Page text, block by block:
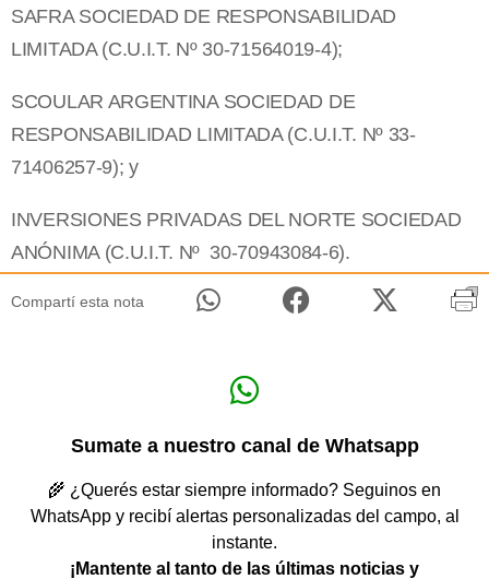
SAFRA SOCIEDAD DE RESPONSABILIDAD
LIMITADA (C.U.I.T. Nº 30-71564019-4);
SCOULAR ARGENTINA SOCIEDAD DE
RESPONSABILIDAD LIMITADA (C.U.I.T. Nº 33-
71406257-9); y
INVERSIONES PRIVADAS DEL NORTE SOCIEDAD
ANÓNIMA (C.U.I.T. Nº 30-70943084-6).
Compartí esta nota
Sumate a nuestro canal de Whatsapp
🌾 ¿Querés estar siempre informado? Seguinos en
WhatsApp y recibí alertas personalizadas del campo, al
instante.
¡Mantente al tanto de las últimas noticias y